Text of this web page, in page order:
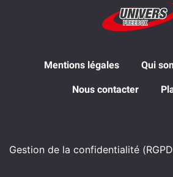
Mentions légales Qui
Nous contacter
Gestion de la confidentialité